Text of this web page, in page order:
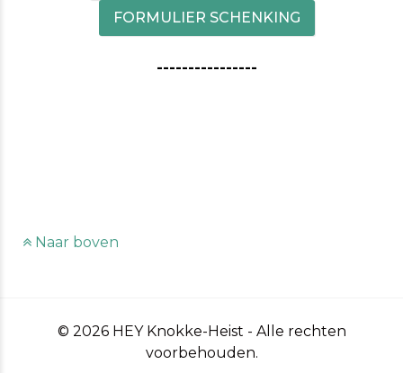
FORMULIER SCHENKING
----------------
Naar boven
© 2026 HEY Knokke-Heist - Alle rechten
voorbehouden.